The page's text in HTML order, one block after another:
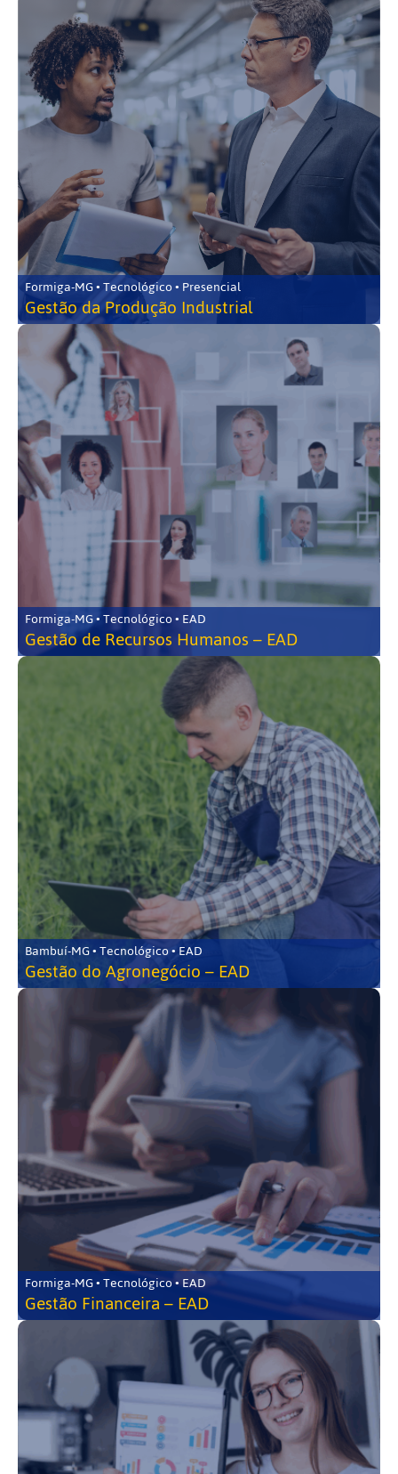
Formiga-MG • Tecnológico • Presencial
Gestão da Produção Industrial
Formiga-MG • Tecnológico • EAD
Gestão de Recursos Humanos – EAD
Bambuí-MG • Tecnológico • EAD
Gestão do Agronegócio – EAD
Formiga-MG • Tecnológico • EAD
Gestão Financeira – EAD